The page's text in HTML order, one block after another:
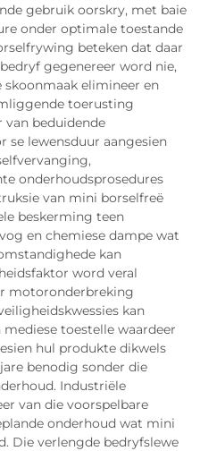
gebruik oorskry, met baie
onder optimale toestande
beteken dat daar
gegenereer word nie,
skoonmaak elimineer en
toerusting
beduidende
se lewensduur aangesien
onderhoudsprosedures
van mini borselfreë
beskerming teen
en chemiese dampe wat
kan
word veral
motoronderbreking
kan
toestelle waardeer
hul produkte dikwels
benodig sonder die
Industriële
van die voorspelbare
onderhoud wat mini
Die verlengde bedryfslewe